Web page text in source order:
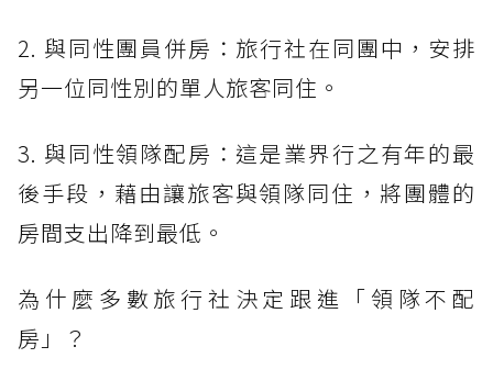
2. 與同性團員併房：旅行社在同團中，安排
另一位同性別的單人旅客同住。
3. 與同性領隊配房：這是業界行之有年的最
後手段，藉由讓旅客與領隊同住，將團體的
房間支出降到最低。
為什麼多數旅行社決定跟進「領隊不配
房」？